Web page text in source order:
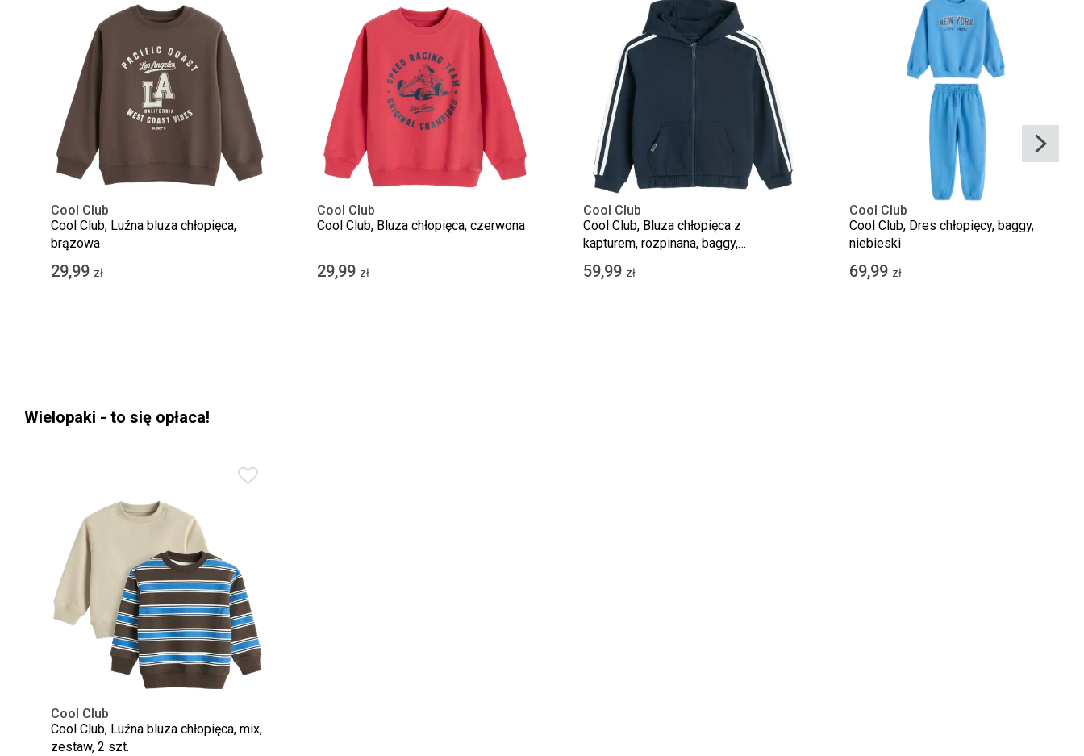
Cool Club
Cool Club, Luźna bluza chłopięca,
brązowa
29,99 zł
Cool Club
Cool Club, Bluza chłopięca, czerwona
29,99 zł
Cool Club
Cool Club, Bluza chłopięca z
kapturem, rozpinana, baggy,
granatowa
59,99 zł
Cool Club
Cool Club, Dres chłopięcy, baggy,
niebieski
69,99 zł
Wielopaki - to się opłaca!
Cool Club
Cool Club, Luźna bluza chłopięca, mix,
zestaw, 2 szt.